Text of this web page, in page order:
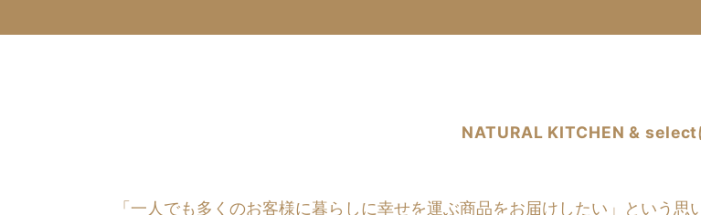
NATURAL KITCHEN & select
「一人でも多くのお客様に暮らしに幸せを運ぶ商品をお届けしたい」という